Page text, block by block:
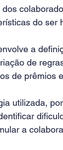
do ser
a
de
de prêmios
utilizada,
a